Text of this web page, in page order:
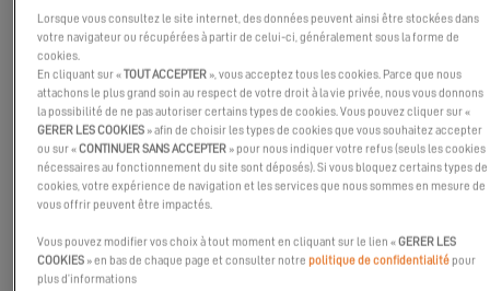
Lorsque vous consultez le site internet, des données peuvent ainsi être stockées dans
votre navigateur ou récupérées à partir de celui-ci, généralement sous la forme de
cookies.
En cliquant sur «TOUT ACCEPTER », vous acceptez tous les cookies. Parce que nous
attachons le plus grand soin au respect de votre droit à la vie privée, nous vous donnons
la possibilité de ne pas autoriser certains types de cookies. Vous pouvez cliquer sur «
GERER LES COOKIES » afin de choisir les types de cookies que vous souhaitez accepter
ou sur «CONTINUER SANS ACCEPTER » pour nous indiquer votre refus (seuls les cookies
nécessaires au fonctionnement du site sont déposés). Si vous bloquez certains types de
cookies, votre expérience de navigation et les services que nous sommes en mesure de
vous offrir peuvent être impactés.
Vous pouvez modifier vos choix à tout moment en cliquant sur le lien «GERER LES
COOKIES » en bas de chaque page et consulter notrepolitique de confidentialitépour
plus d’informations